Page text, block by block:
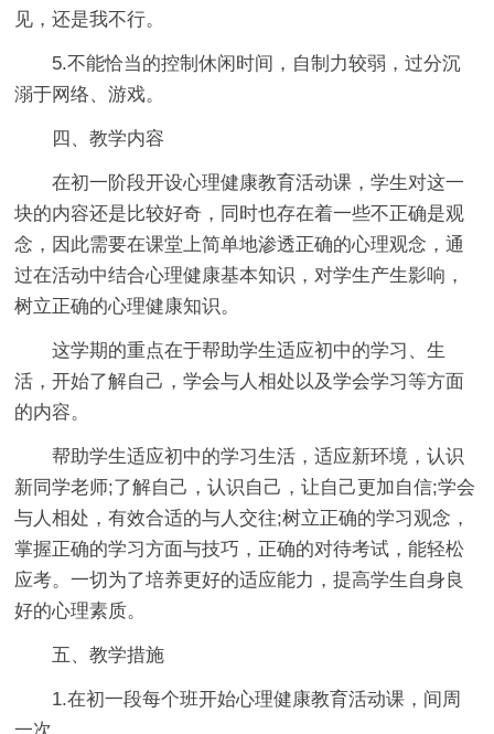
见，还是我不行。
5.不能恰当的控制休闲时间，自制力较弱，过分沉
溺于网络、游戏。
四、教学内容
在初一阶段开设心理健康教育活动课，学生对这一
块的内容还是比较好奇，同时也存在着一些不正确是观
念，因此需要在课堂上简单地渗透正确的心理观念，通
过在活动中结合心理健康基本知识，对学生产生影响，
树立正确的心理健康知识。
这学期的重点在于帮助学生适应初中的学习、生
活，开始了解自己，学会与人相处以及学会学习等方面
的内容。
帮助学生适应初中的学习生活，适应新环境，认识
新同学老师;了解自己，认识自己，让自己更加自信;学会
与人相处，有效合适的与人交往;树立正确的学习观念，
掌握正确的学习方面与技巧，正确的对待考试，能轻松
应考。一切为了培养更好的适应能力，提高学生自身良
好的心理素质。
五、教学措施
1.在初一段每个班开始心理健康教育活动课，间周